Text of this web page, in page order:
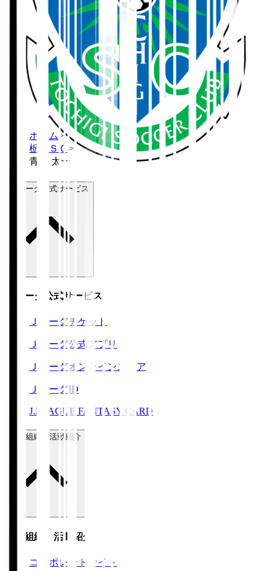
ホーム >
栃木ＳＣ >
青島 太一
Ｊリーグ公式サービス
Ｊリーグ公式サービス
Ｊリーグチケット
Ｊリーグ公式アプリ
Ｊリーグオンラインストア
ＪリーグID
J.LEAGUE FANTASY CARD
運営組織・活動紹介
運営組織・活動紹介
コーポレートサイト